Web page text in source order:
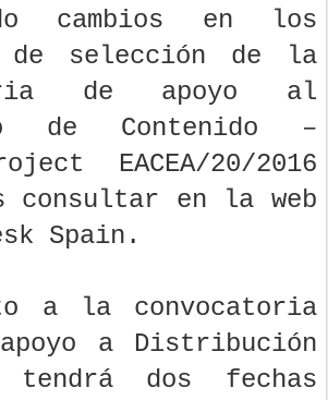
cambios en los
selección de la
de apoyo al
de Contenido –
EACEA/20/2016
consultar en la web
Spain.
a la convocatoria
apoyo a Distribución
tendrá dos fechas